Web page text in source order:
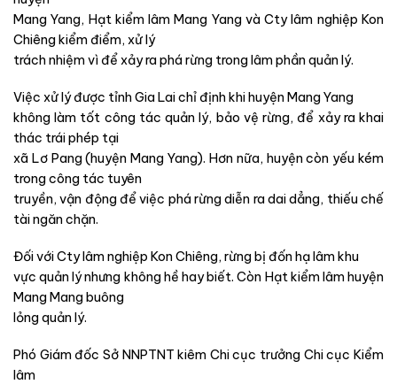
Mang Yang, Hạt kiểm lâm Mang Yang và Cty lâm nghiệp Kon
Chiêng kiểm điểm, xử lý
trách nhiệm vì để xảy ra phá rừng trong lâm phần quản lý.
Việc xử lý được tỉnh Gia Lai chỉ định khi huyện Mang Yang
không làm tốt công tác quản lý, bảo vệ rừng, để xảy ra khai
thác trái phép tại
xã Lơ Pang (huyện Mang Yang). Hơn nữa, huyện còn yếu kém
trong công tác tuyên
truyền, vận động để việc phá rừng diễn ra dai dẳng, thiếu chế
tài ngăn chặn.
Đối với Cty lâm nghiệp Kon Chiêng, rừng bị đốn hạ lâm khu
vực quản lý nhưng không hề hay biết. Còn Hạt kiểm lâm huyện
Mang Mang buông
lỏng quản lý.
Phó Giám đốc Sở NNPTNT kiêm Chi cục trưởng Chi cục Kiểm
lâm